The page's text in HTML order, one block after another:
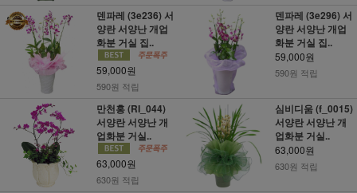
덴파레 (3e236) 서
양란 서양난 개업
화분 거실 집..
59,000원
590원 적립
덴파레 (3e296) 서
양란 서양난 개업
화분 거실 집..
59,000원
590원 적립
만천홍 (RI_044)
서양란 서양난 개
업화분 거실..
63,000원
630원 적립
심비디움 (f_0015)
서양란 서양난 개
업화분 거실..
63,000원
630원 적립